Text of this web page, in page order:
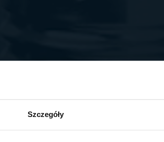
Szczegóły